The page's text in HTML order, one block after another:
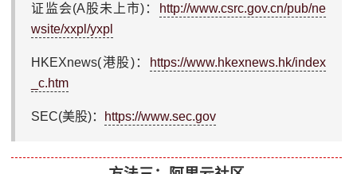
证监会(A股未上市)：
http://www.csrc.gov.cn/pub/ne
wsite/xxpl/yxpl
HKEXnews(港股)：
https://www.hkexnews.hk/index
_c.htm
SEC(美股)： https://www.sec.gov